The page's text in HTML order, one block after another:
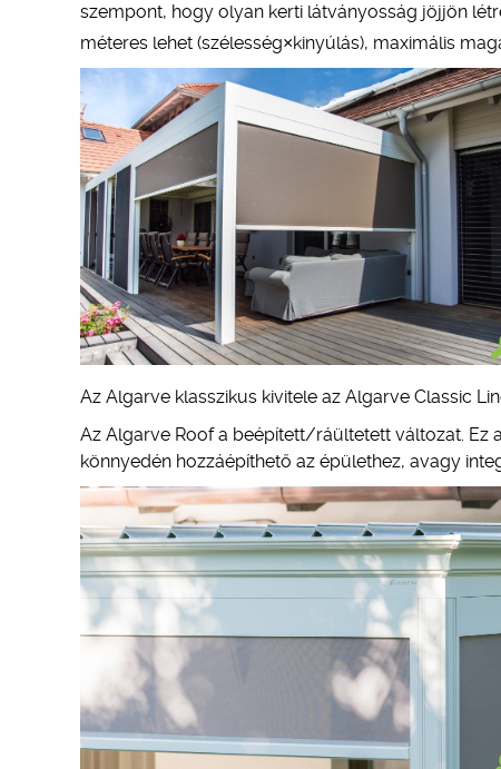
szempont, hogy olyan kerti látványosság jöjjön
méteres lehet (szélesség×kinyúlás), maximális
Az Algarve klasszikus kivitele az Algarve Classic
Az Algarve Roof a beépített/ráültetett változat. Ez
könnyedén hozzáépíthető az épülethez, avagy